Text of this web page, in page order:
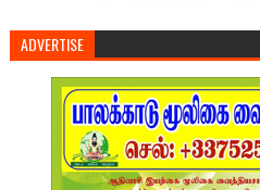
ADVERTISE